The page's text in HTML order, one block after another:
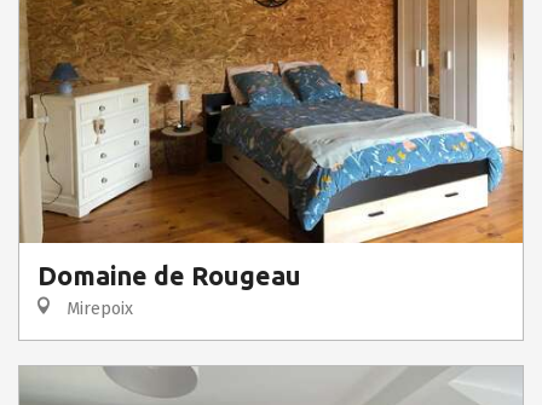
Domaine de Rougeau
Mirepoix